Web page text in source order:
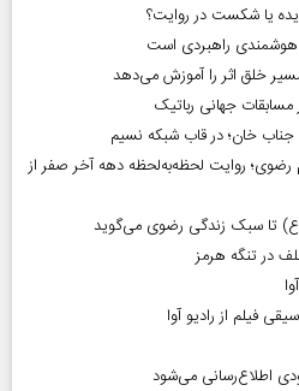
هوشمندی راهبردی است
خلق اثر را آموزش می‌دهد
جهانی رباتیک
جناب‌ خان؛ در قاب شبکه نسیم
رضوی؛ روایت لحظه‌به‌لحظه دهه آخر صفر از
تا سبک زندگی رضوی می‌گوید
در تنگه هرمز
فیلم از رادیو آوا
اطلاع‌رسانی می‌شود